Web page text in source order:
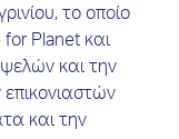
το οποίο
for Planet και
και την
και την